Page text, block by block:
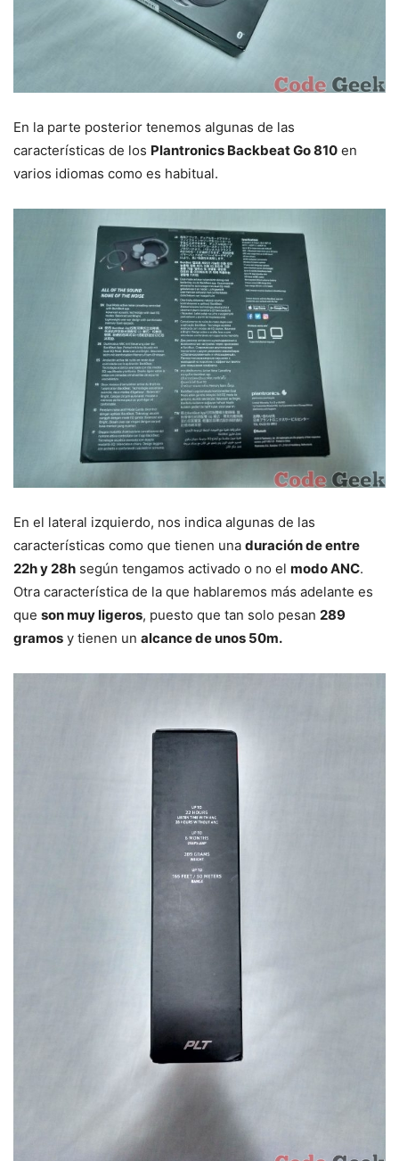
En la parte posterior tenemos algunas de las
características de los Plantronics Backbeat Go 810 en
varios idiomas como es habitual.
En el lateral izquierdo, nos indica algunas de las
características como que tienen una duración de entre
22h y 28h según tengamos activado o no el modo ANC.
Otra característica de la que hablaremos más adelante es
que son muy ligeros, puesto que tan solo pesan 289
gramos y tienen un alcance de unos 50m.